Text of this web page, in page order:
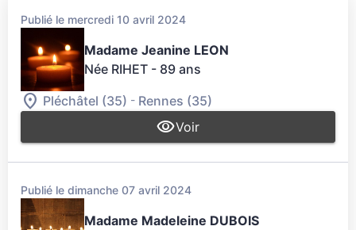
Publié le mercredi 10 avril 2024
Madame Jeanine LEON
Née RIHET - 89 ans
Pléchâtel (35) - Rennes (35)
Voir
Publié le dimanche 07 avril 2024
Madame Madeleine DUBOIS